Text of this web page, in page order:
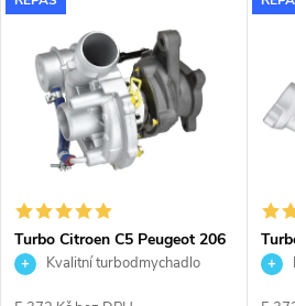
í
p
Nejdražší
Nejprodávanější
Abecedně
s
p
Turbo Citroen C5 Peugeot 206
307 406 Partner 2.0HDi 66kW
Kvalitní turbodmychadlo